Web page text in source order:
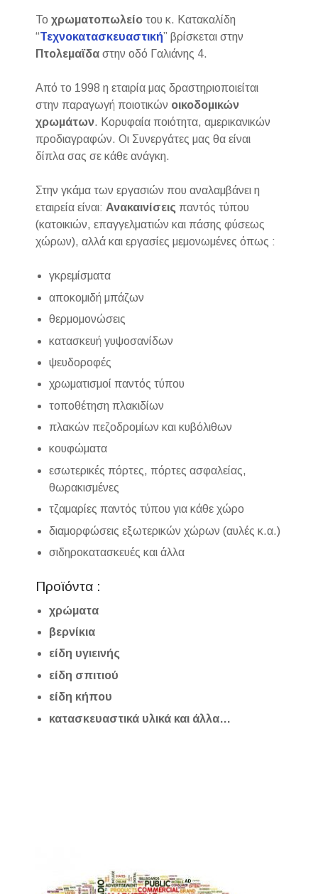
Τοχρωματοπωλείο του κ. Κατακαλίδη
“Τεχνοκατασκευαστική” βρίσκεται στην
Πτολεμαϊδα στην οδό Γαλιάνης 4.
Από το 1998 η εταιρία μας δραστηριοποιείται
στην παραγωγή ποιοτικών οικοδομικών
χρωμάτων. Κορυφαία ποιότητα, αμερικανικών
προδιαγραφών. Οι Συνεργάτες μας θα είναι
δίπλα σας σε κάθε ανάγκη.
Στην γκάμα των εργασιών που αναλαμβάνει η
εταιρεία είναι: Ανακαινίσεις παντός τύπου
(κατοικιών, επαγγελματιών και πάσης φύσεως
χώρων), αλλά και εργασίες μεμονωμένες όπως :
γκρεμίσματα
αποκομιδή μπάζων
θερμομονώσεις
κατασκευή γυψοσανίδων
ψευδοροφές
χρωματισμοί παντός τύπου
τοποθέτηση πλακιδίων
πλακών πεζοδρομίων και κυβόλιθων
κουφώματα
εσωτερικές πόρτες, πόρτες ασφαλείας,
θωρακισμένες
τζαμαρίες παντός τύπου για κάθε χώρο
διαμορφώσεις εξωτερικών χώρων (αυλές κ.α.)
σιδηροκατασκευές και άλλα
Προϊόντα :
χρώματα
βερνίκια
είδη υγιεινής
είδη σπιτιού
είδη κήπου
κατασκευαστικά υλικά και άλλα…